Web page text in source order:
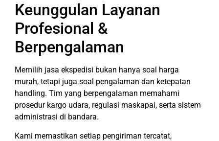
Keunggulan Layanan
Profesional &
Berpengalaman
Memilih jasa ekspedisi bukan hanya soal harga
murah, tetapi juga soal pengalaman dan ketepatan
handling. Tim yang berpengalaman memahami
prosedur kargo udara, regulasi maskapai, serta sistem
administrasi di bandara.
Kami memastikan setiap pengiriman tercatat,